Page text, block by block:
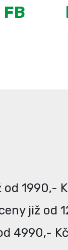
od 1990,-
již od
4990,- Kč